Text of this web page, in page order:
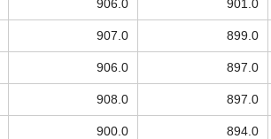
906.0 901.0
907.0 899.0
906.0 897.0
908.0 897.0
900.0 894.0